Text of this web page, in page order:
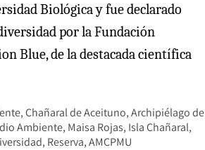
Biológica y fue declarado
por la Fundación
Blue, de la destacada científica
Chañaral de Aceituno Archipiélago de
Ambiente Maisa Rojas Isla Chañaral
Reserva AMCPMU